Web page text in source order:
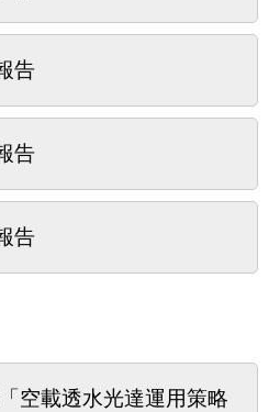
告
告
告
空載透水光達運用策略